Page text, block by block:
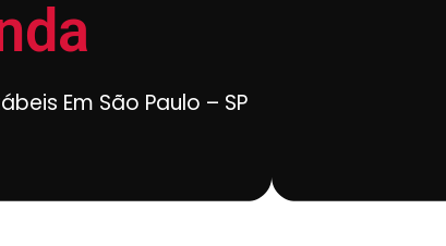
Em São Paulo – SP